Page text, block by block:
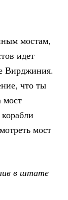
мостам,
идет
Вирджиния.
что ты
мост
мост
в штате